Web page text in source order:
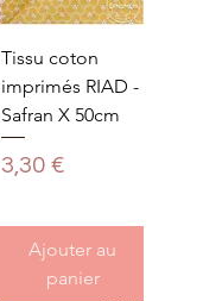
Tissu coton
imprimés RIAD -
Safran X 50cm
Prix
3,30 €
Ajouter au
panier